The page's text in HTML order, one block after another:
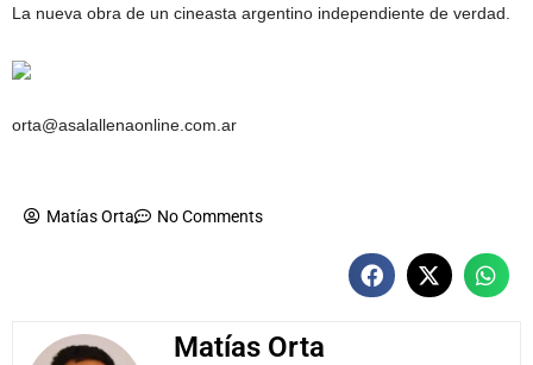
La nueva obra de un cineasta argentino independiente de verdad.
orta@asalallenaonline.com.ar
Matías Orta No Comments
Matías Orta